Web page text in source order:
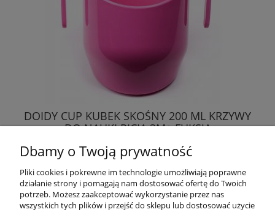
DOIDY CUP KUBEK SKOŚNY 200 ML KRZYWY
DO NAUKI PICIA 3M+ FUKSJA
28,49 zł
DO KOSZYKA
Dbamy o Twoją prywatność
Pliki cookies i pokrewne im technologie umożliwiają poprawne
działanie strony i pomagają nam dostosować ofertę do Twoich
potrzeb. Możesz zaakceptować wykorzystanie przez nas
wszystkich tych plików i przejść do sklepu lub dostosować użycie